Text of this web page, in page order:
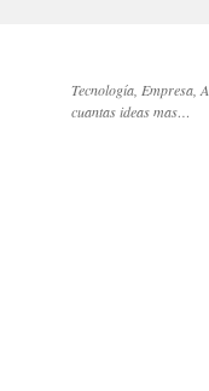
Tecnología, Empresa,
cuantas ideas mas…